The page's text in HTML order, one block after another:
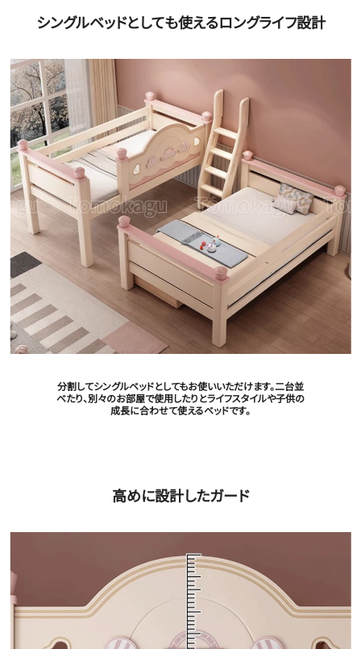
シングルベッドとしても使えるロングライフ設計
分割してシングルベッドとしてもお使いいただけます。二台並
べたり、別々のお部屋で使用したりとライフスタイルや子供の
成長に合わせて使えるベッドです。
高めに設計したガード